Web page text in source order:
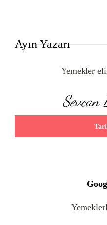
Ayın Yazarı
Yemekler